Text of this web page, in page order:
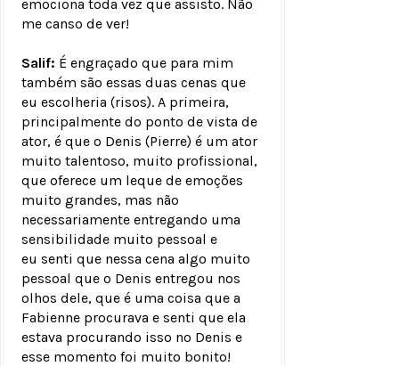
emociona toda vez que assisto. Não
me canso de ver!
Salif: É engraçado que para mim
também são essas duas cenas que
eu escolheria (risos). A primeira,
principalmente do ponto de vista de
ator, é que o Denis (Pierre) é um ator
muito talentoso, muito profissional,
que oferece um leque de emoções
muito grandes, mas não
necessariamente entregando uma
sensibilidade muito pessoal e
eu senti que nessa cena algo muito
pessoal que o Denis entregou nos
olhos dele, que é uma coisa que a
Fabienne procurava e senti que ela
estava procurando isso no Denis e
esse momento foi muito bonito!